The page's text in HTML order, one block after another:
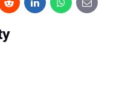
RedditLinkedInWhatsApp
E-
mail